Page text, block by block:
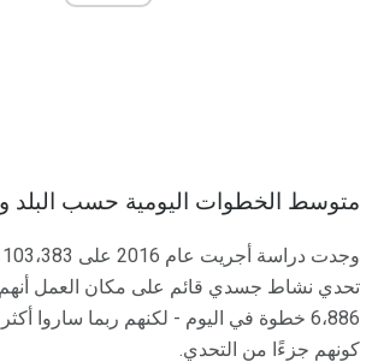
متوسط ​​الخطوات اليومية حسب البلد
تحدي نشاط جسدي قائم على مكان العمل أنهم
6،886 خطوة في اليوم - لكنهم ربما ساروا
كونهم جزءًا من التحدي.